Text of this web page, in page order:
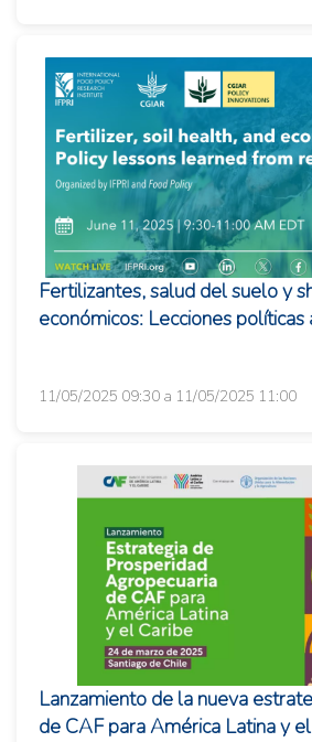
Fertilizantes, salud del suelo y
económicos: Lecciones
11/05/2025 09:30 a 11/05/2025 11:00
Lanzamiento de la nueva
de CAF para América Latina y